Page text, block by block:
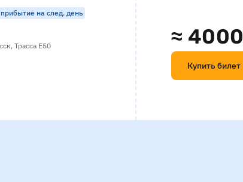
прибытие на след. день
Трасса Е50 ≈ 4000
Купить билет